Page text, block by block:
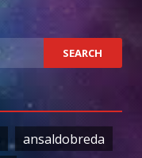
ansaldobreda